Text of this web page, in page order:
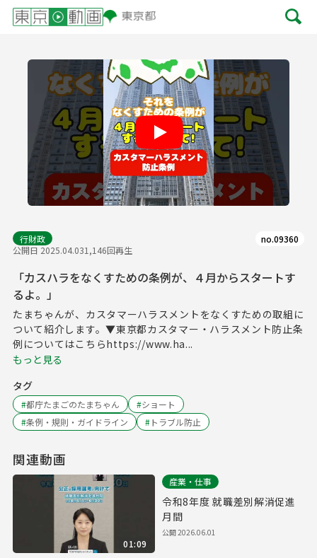
Play
行財政
公開日 2025.04.031,146回再生
no.09360
「カスハラをなくすための条例が、４月からスタートす
るよ。」
たまちゃんが、カスタマーハラスメントをなくすための取組に
ついて紹介します。▼東京都カスタマー・ハラスメント防止条
例についてはこちらhttps://www.ha...
もっと見る
タグ
#都庁たまごのたまちゃん #ショート
#条例・規則・ガイドライン #トラブル防止
関連動画
01:09
産業・仕事
令和8年度 就職差別解消促進
月間
公開2026.06.01